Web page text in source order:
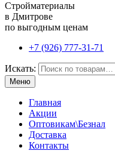
Стройматериалы
в Дмитрове
по выгодным ценам
+7 (926) 777-31-71
Искать:
Меню
Главная
Акции
Оптовикам\Безнал
Доставка
Контакты